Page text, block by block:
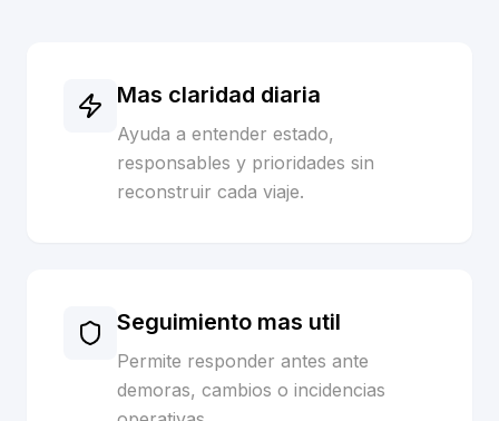
Mas claridad diaria
Ayuda a entender estado,
responsables y prioridades sin
reconstruir cada viaje.
Seguimiento mas util
Permite responder antes ante
demoras, cambios o incidencias